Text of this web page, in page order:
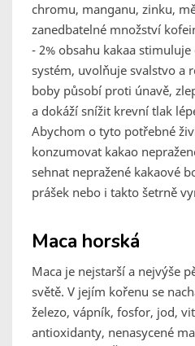
chromu, manganu, zinku,
zanedbatelné množství
- 2% obsahu kakaa
systém, uvolňuje svalstvo a
boby působí proti únavě,
a dokáží snížit krevní tlak
Abychom o tyto potřebné
konzumovat kakao
sehnat nepražené kakaové
prášek nebo i takto šetrně
Maca horská
Maca je nejstarší a nejvýše
světě. V jejím kořenu se
železo, vápník, fosfor, jod,
antioxidanty, nenasycené